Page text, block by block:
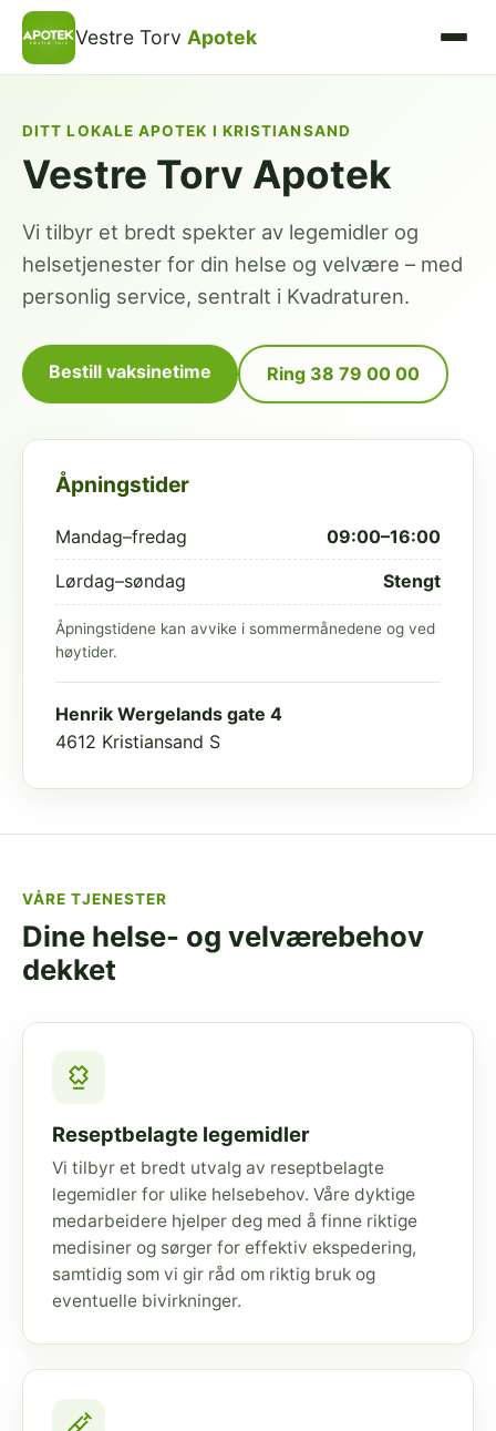
Vestre Torv Apotek
DITT LOKALE APOTEK I KRISTIANSAND
Vestre Torv Apotek
Vi tilbyr et bredt spekter av legemidler og
helsetjenester for din helse og velvære – med
personlig service, sentralt i Kvadraturen.
Bestill vaksinetime Ring 38 79 00 00
Åpningstider
Mandag–fredag 09:00–16:00
Lørdag–søndag Stengt
Åpningstidene kan avvike i sommermånedene og ved
høytider.
Henrik Wergelands gate 4
4612 Kristiansand S
VÅRE TJENESTER
Dine helse- og velværebehov
dekket
Reseptbelagte legemidler
Vi tilbyr et bredt utvalg av reseptbelagte
legemidler for ulike helsebehov. Våre dyktige
medarbeidere hjelper deg med å finne riktige
medisiner og sørger for effektiv ekspedering,
samtidig som vi gir råd om riktig bruk og
eventuelle bivirkninger.